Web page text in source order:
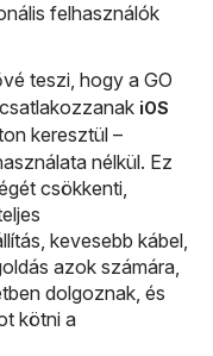
felhasználók
teszi, hogy a GO
iOS
keresztül –
nélkül. Ez
csökkenti,
kevesebb kábel,
azok számára,
dolgoznak, és
kötni a